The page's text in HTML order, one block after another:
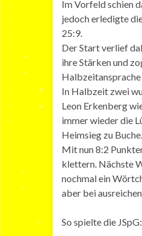
Im Vorfeld schien
jedoch erledigte
25:9.
Der Start verlief
ihre Stärken und
In Halbzeit zwei
Leon Erkenberg
immer wieder die
Heimsieg zu Buche.
Mit nun 8:2
klettern. Nächste
nochmal ein
aber bei
So spielte die JSpG: